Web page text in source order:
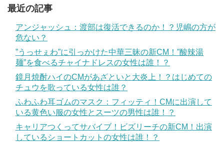
最近の記事
アンジャッシュ：渡部は復活できるのか！？児嶋の方が
危ない？
”うっせぇわ”に引っかけた中華三昧の新CM！”酸辣湯
麺”を食べるチャイナドレスの女性は誰！？
鏡月焼酎ハイのCMがあざといと大炎上！？はじめての
チュウを歌っている女性は誰？
ふわふわ耳ゴムのマスク：フィッティ！CMに出演して
いる黄色い服の女性とスーツの男性は誰！？
キャリアつくってサバイブ！ビズリーチの新CM！出演
しているショートカットの女性は誰！？